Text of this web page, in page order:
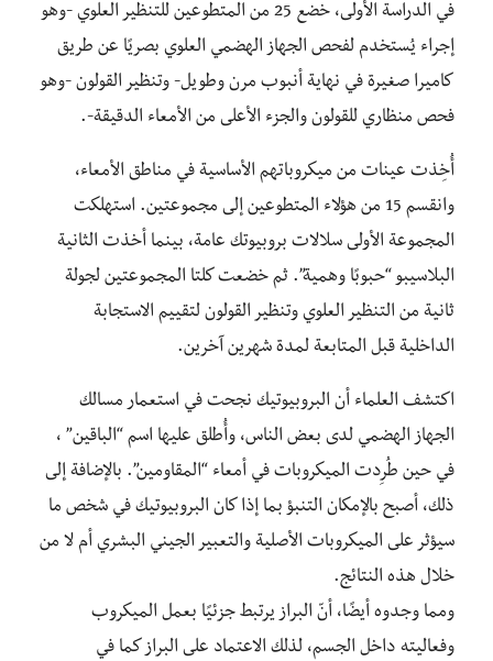
في الدراسة الأولى، خضع 25 من المتطوعين للتنظير العلوي -وهو
إجراء يُستخدم لفحص الجهاز الهضمي العلوي بصريًا عن طريق
كاميرا صغيرة في نهاية أنبوب مرن وطويل- وتنظير القولون -وهو
فحص منظاري للقولون والجزء الأعلى من الأمعاء الدقيقة-.
أُخِذت عينات من ميكروباتهم الأساسية في مناطق الأمعاء،
وانقسم 15 من هؤلاء المتطوعين إلى مجموعتين. استهلكت
المجموعة الأولى سلالات بروبيوتك عامة، بينما أخذت الثانية
البلاسيبو “حبوبًا وهمية”. ثم خضعت كلتا المجموعتين لجولة
ثانية من التنظير العلوي وتنظير القولون لتقييم الاستجابة
الداخلية قبل المتابعة لمدة شهرين آخرين.
اكتشف العلماء أن البروبيوتيك نجحت في استعمار مسالك
الجهاز الهضمي لدى بعض الناس، وأُطلق عليها اسم “الباقين” ،
في حين طُرِدت الميكروبات في أمعاء “المقاومين”. بالإضافة إلى
ذلك، أصبح بالإمكان التنبؤ بما إذا كان البروبيوتيك في شخص ما
سيؤثر على الميكروبات الأصلية والتعبير الجيني البشري أم لا من
خلال هذه النتائج.
ومما وجدوه أيضًا، أنّ البراز يرتبط جزئيًا بعمل الميكروب
وفعاليته داخل الجسم، لذلك الاعتماد على البراز كما في